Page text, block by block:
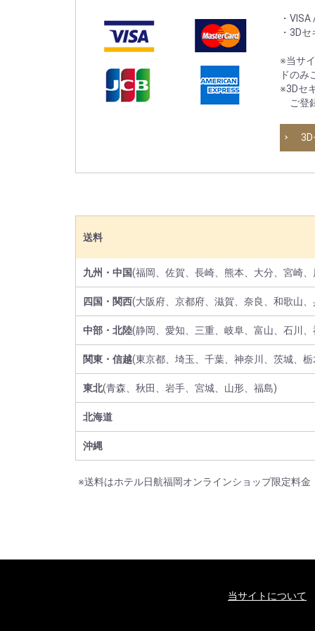
・
・3D
※当サ
ドのみ
※3Dセ
ご登
送料
九州・中国(福岡、佐賀、長崎、熊本、大分、宮崎
四国・関西(大阪府、京都府、滋賀、奈良、和歌山
中部・北陸(静岡、愛知、三重、岐阜、富山、石川
関東・信越(東京都、埼玉、千葉、神奈川、茨城、
東北(青森、秋田、岩手、宮城、山形、福島)
北海道
沖縄
※送料はホテル日航福岡オンラインショップ限定料金
当サイトについて